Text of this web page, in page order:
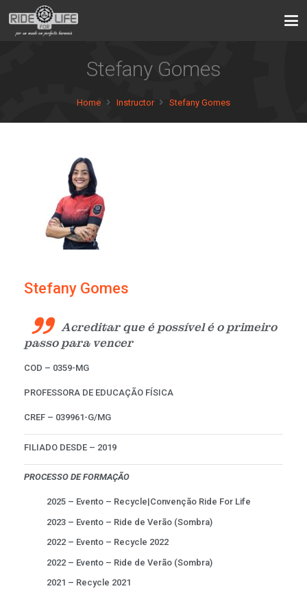
Stefany Gomes
Home Instructor Stefany Gomes
Stefany Gomes
"Acreditar que é possível é o primeiro
passo para vencer
COD – 0359-MG
PROFESSORA DE EDUCAÇÃO FÍSICA
CREF – 039961-G/MG
FILIADO DESDE – 2019
PROCESSO DE FORMAÇÃO
2025 – Evento – Recycle|Convenção Ride For Life
2023 – Evento – Ride de Verão (Sombra)
2022 – Evento – Recycle 2022
2022 – Evento – Ride de Verão (Sombra)
2021 – Recycle 2021